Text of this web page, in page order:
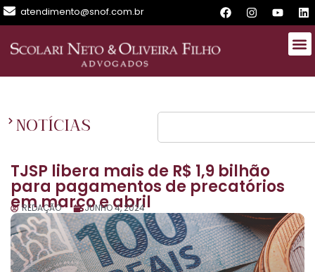
atendimento@snof.com.br
NOTÍCIAS
TJSP libera mais de R$ 1,9 bilhão
para pagamentos de precatórios
em março e abril
REDAÇÃO JUNHO 4, 2024